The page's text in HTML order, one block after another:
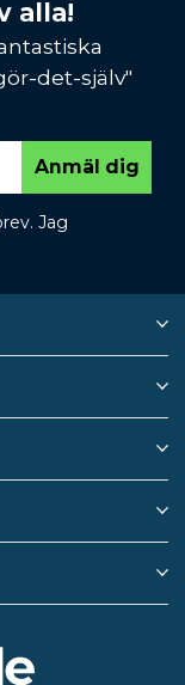
alla!
det-själv"
Anmäl dig
Jag